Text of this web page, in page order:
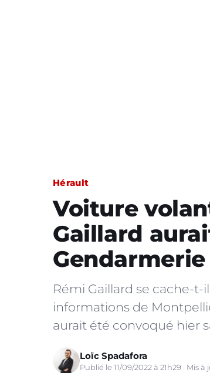
Hérault
Voiture
Gaillard
Rémi Gaillard se cache-t-
informations de
aurait été convoqué hier
Loïc Spadafora
Publié le 11/09/2022 à 21h29 · Mis à